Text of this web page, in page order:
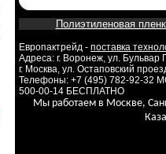
Полиэтиленовая
Европактрейд - поставка
Адреса: г. Воронеж, ул.
г. Москва, ул. Остаповский
Телефоны: +7 (495) 782-92-32
500-00-14 БЕСПЛАТНО
Мы работаем в Москве,